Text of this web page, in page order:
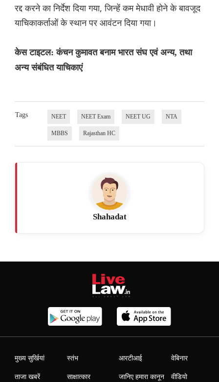
रद्द करने का निर्देश दिया गया, जिन्हें कम मेधावी होने के बावजूद
याचिकाकर्ताओं के स्थान पर आवंटन दिया गया।
केस टाइटल: कंचन कुमावत बनाम भारत संघ एवं अन्य, तथा
अन्य संबंधित याचिकाएं
Tags NEET NEET Exam NEET UG NTA
MBBS Rajasthan HC
Shahadat
मुख्य सुर्खियां
ताजा खबरें
स्तंभ
साक्षात्कार
आरटीआई
जानिए हमारा कानून
वेबिनार
वीडियो